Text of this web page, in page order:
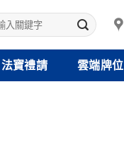
法寶禮請 雲端牌位